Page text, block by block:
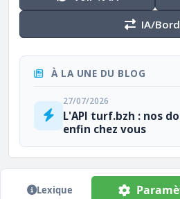
IA/
À LA UNE DU BLOG
27/07/2026
L'API turf.bzh : nos
enfin chez vous
Lexique